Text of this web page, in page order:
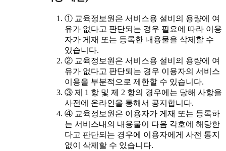
① 교육정보원은 서비스용 설비의 용량에 여
유가 없다고 판단되는 경우 필요에 따라 이용
자가 게재 또는 등록한 내용물을 삭제할 수
있습니다.
② 교육정보원은 서비스용 설비의 용량에 여
유가 없다고 판단되는 경우 이용자의 서비스
이용을 부분적으로 제한할 수 있습니다.
③ 제 1 항 및 제 2 항의 경우에는 당해 사항을
사전에 온라인을 통해서 공지합니다.
④ 교육정보원은 이용자가 게재 또는 등록하
는 서비스내의 내용물이 다음 각호에 해당한
다고 판단되는 경우에 이용자에게 사전 통지
없이 삭제할 수 있습니다.